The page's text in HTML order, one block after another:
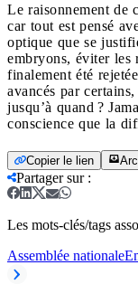
Le raisonnement de
car tout est pensé
optique que se
embryons, éviter les
finalement été
avancés par
jusqu’à quand ?
conscience que la
Copier le lien
Partager sur:
Les mots-clés/tags
Assemblée nationale